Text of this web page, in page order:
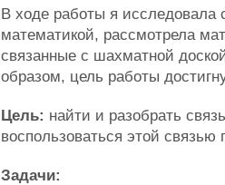
В ходе работы я
математикой, рассмотрела
связанные с шахматной
образом, цель работы
Цель: найти и разобрать
воспользоваться этой
Задачи: